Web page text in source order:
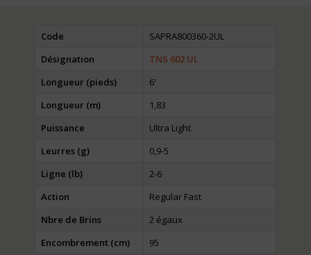
Code
SAPRA800360-2UL
Désignation
TNS 602 UL
Longueur (pieds)
6′
Longueur (m)
1,83
Puissance
Ultra Light
Leurres (g)
0,9-5
Ligne (lb)
2-6
Action
Regular Fast
Nbre de Brins
2 égaux
Encombrement (cm)
95